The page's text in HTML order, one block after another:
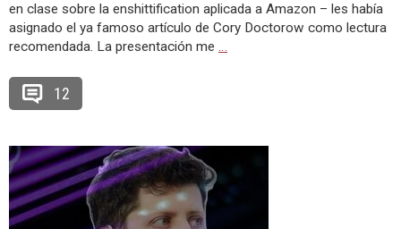
en clase sobre la enshittification aplicada a Amazon – les había
asignado el ya famoso artículo de Cory Doctorow como lectura
recomendada. La presentación me …
12